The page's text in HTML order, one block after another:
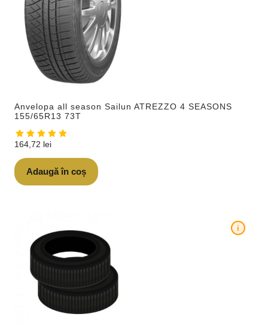
Anvelopa all season Sailun ATREZZO 4 SEASONS
155/65R13 73T
164,72 lei
Adaugă în coș
i